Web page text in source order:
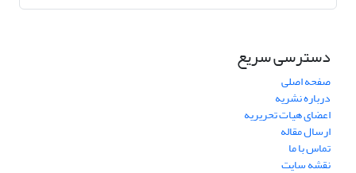
دسترسی سریع
صفحه اصلی
درباره نشریه
اعضای هیات تحریریه
ارسال مقاله
تماس با ما
نقشه سایت